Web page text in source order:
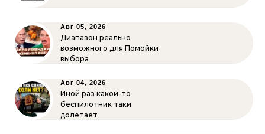
Авг 05, 2026
Диапазон реально
возможного для Помойки
выбора
Авг 04, 2026
Иной раз какой-то
беспилотник таки
долетает